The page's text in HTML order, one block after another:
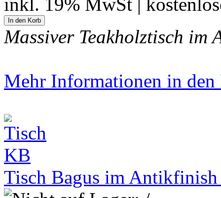
inkl. 19% MwSt |
Massiver Teakholztisch im
Mehr Informationen in den
Tisch Bagus im